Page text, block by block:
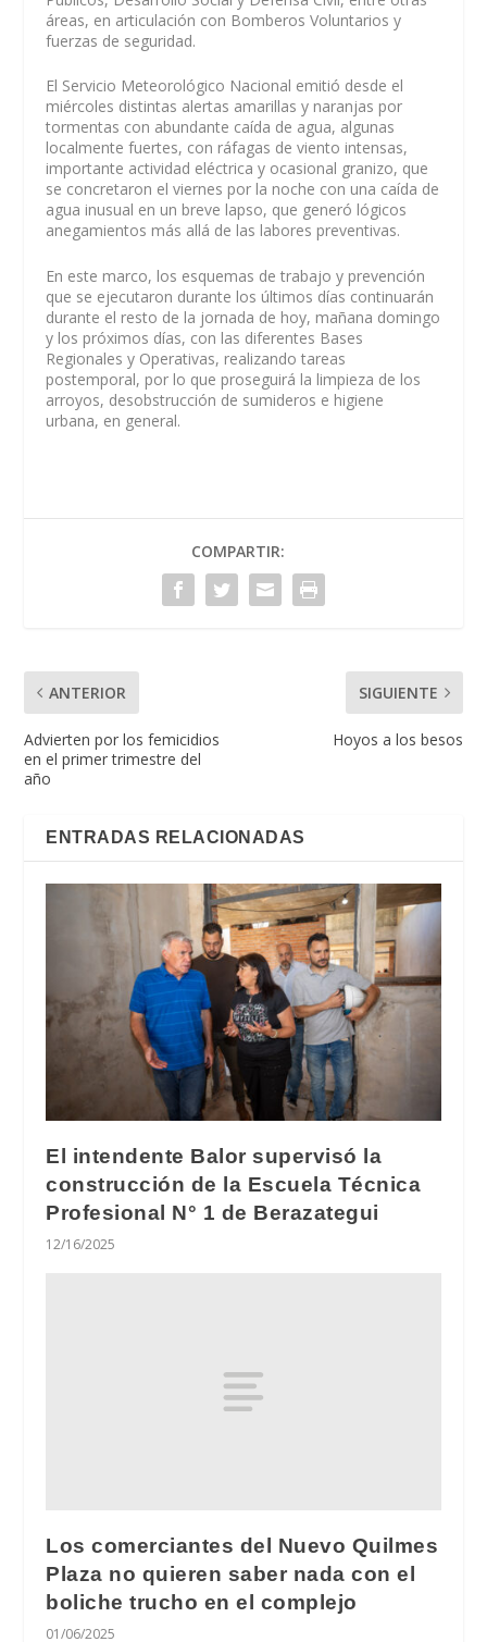
áreas, en articulación con Bomberos Voluntarios y
fuerzas de seguridad.
El Servicio Meteorológico Nacional emitió desde el
miércoles distintas alertas amarillas y naranjas por
tormentas con abundante caída de agua, algunas
localmente fuertes, con ráfagas de viento intensas,
importante actividad eléctrica y ocasional granizo, que
se concretaron el viernes por la noche con una caída de
agua inusual en un breve lapso, que generó lógicos
anegamientos más allá de las labores preventivas.
En este marco, los esquemas de trabajo y prevención
que se ejecutaron durante los últimos días continuarán
durante el resto de la jornada de hoy, mañana domingo
y los próximos días, con las diferentes Bases
Regionales y Operativas, realizando tareas
postemporal, por lo que proseguirá la limpieza de los
arroyos, desobstrucción de sumideros e higiene
urbana, en general.
COMPARTIR:
ANTERIOR
Advierten por los femicidios
en el primer trimestre del
año
SIGUIENTE
Hoyos a los besos
ENTRADAS RELACIONADAS
El intendente Balor supervisó la
construcción de la Escuela Técnica
Profesional N° 1 de Berazategui
12/16/2025
Los comerciantes del Nuevo Quilmes
Plaza no quieren saber nada con el
boliche trucho en el complejo
01/06/2025